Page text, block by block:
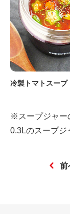
冷製トマトスープ
※スープジャー
0.3Lのスープジ
前